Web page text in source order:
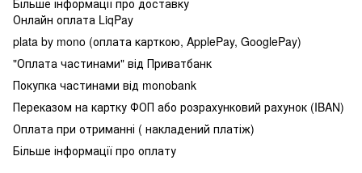
Онлайн оплата LiqPay
plata by mono (оплата карткою, ApplePay, GooglePay)
"Оплата частинами" від Приватбанк
Покупка частинами від monobank
Переказом на картку ФОП або розрахунковий рахунок (IBAN)
Оплата при отриманні ( накладений платіж)
Більше інформації про оплату